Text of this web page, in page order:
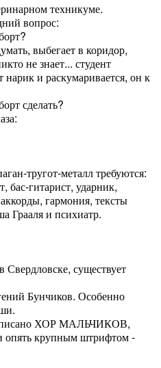
техникуме.
вопрос:
выбегает в коридор,
не знает... студент
нарик и раскумаривается, он к
сделать?
тругот-металл требуются:
бас-гитарист, ударник,
гармония, тексты
Грааля и психиатр.
Свердловске, существует
Бунчиков. Особенно
ХОР МАЛЬЧИКОВ,
опять крупным штрифтом -